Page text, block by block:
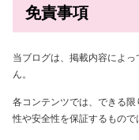
免責事項
当ブログは、掲載内容によ
ん。
各コンテンツでは、できる
性や安全性を保証するもので